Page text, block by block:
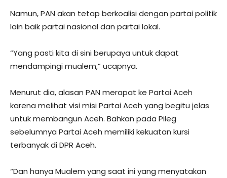
Namun, PAN akan tetap berkoalisi dengan partai politik
lain baik partai nasional dan partai lokal.
“Yang pasti kita di sini berupaya untuk dapat
mendampingi mualem,” ucapnya.
Menurut dia, alasan PAN merapat ke Partai Aceh
karena melihat visi misi Partai Aceh yang begitu jelas
untuk membangun Aceh. Bahkan pada Pileg
sebelumnya Partai Aceh memiliki kekuatan kursi
terbanyak di DPR Aceh.
“Dan hanya Mualem yang saat ini yang menyatakan